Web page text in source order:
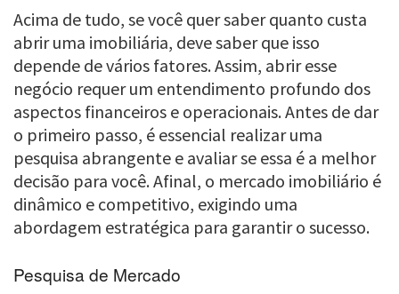
Acima de tudo, se você quer saber quanto custa
abrir uma imobiliária, deve saber que isso
depende de vários fatores. Assim, abrir esse
negócio requer um entendimento profundo dos
aspectos financeiros e operacionais. Antes de dar
o primeiro passo, é essencial realizar uma
pesquisa abrangente e avaliar se essa é a melhor
decisão para você. Afinal, o mercado imobiliário é
dinâmico e competitivo, exigindo uma
abordagem estratégica para garantir o sucesso.
Pesquisa de Mercado